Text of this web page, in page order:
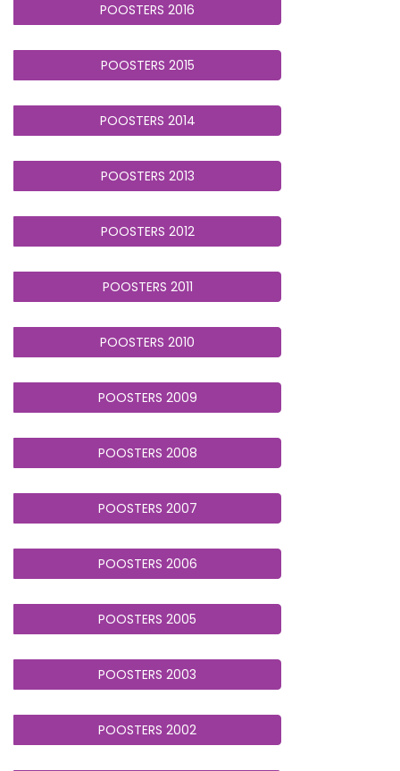
POOSTERS 2016
POOSTERS 2015
POOSTERS 2014
POOSTERS 2013
POOSTERS 2012
POOSTERS 2011
POOSTERS 2010
POOSTERS 2009
POOSTERS 2008
POOSTERS 2007
POOSTERS 2006
POOSTERS 2005
POOSTERS 2003
POOSTERS 2002